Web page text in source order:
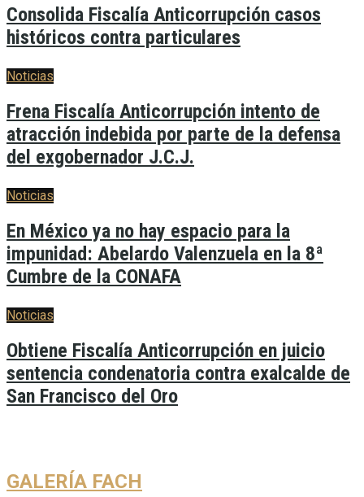
Consolida Fiscalía Anticorrupción casos
históricos contra particulares
Noticias
Frena Fiscalía Anticorrupción intento de
atracción indebida por parte de la defensa
del exgobernador J.C.J.
Noticias
En México ya no hay espacio para la
impunidad: Abelardo Valenzuela en la 8ª
Cumbre de la CONAFA
Noticias
Obtiene Fiscalía Anticorrupción en juicio
sentencia condenatoria contra exalcalde de
San Francisco del Oro
GALERÍA FACH